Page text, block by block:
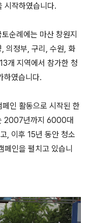
시작하였습니다.
순례에는 마산 창원지
의정부, 구리, 수원, 화
개 지역에서 참가한 청
하였습니다.
인 활동으로 시작된 한
2007년까지 6000대
, 이후 15년 동안 청소
페인을 펼치고 있습니